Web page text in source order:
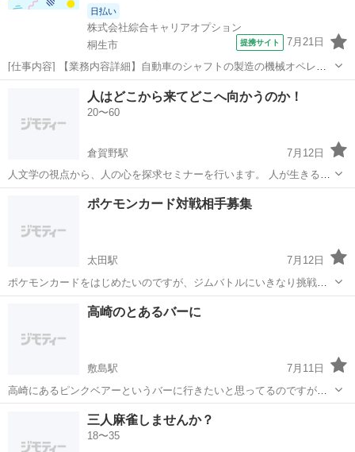
日払い
株式会社綜合キャリアオプション
桐生市
提携サイト 7月21日
[仕事内容] 【業務内容詳細】自動車のシャフトの製造の機械オペレー
ター、 その他自動車金属部品の運搬、 検査など【取扱製品情報】自動
車関連の金属製品 。＋お仕事探しはコンシェルスタッフにおまかせ
＋。 あなたのお仕事探しを...
工場
人はどこから来てどこへ向かうのか！
20〜60
倉賀野駅
7月12日
人文学の視点から、人の心を探求セミナーを行います。 人が生きる為
の意義や、その根本的な問いに向き合います。 オンラインでお伝えい
その他
ポケモンカード対戦相手募集
太田駅
7月12日
ポケモンカードをはじめたいのですが、ジムバトルにいきなり挑戦す
るのには気が引けるという方 いっしょにポケモンカードの練習しませ
太田市 太田駅
高崎のとあるバーに
敷島駅
7月11日
高崎にあるピンクベアーというバーに行きたいと思ってるのですが、
一緒に行ってくださる方いませんか？
渋川市 敷島駅 その他
三人麻雀しませんか？
18〜35